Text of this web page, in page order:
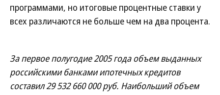
программами, но итоговые процентные ставки у
всех различаются не больше чем на два процента.
За первое полугодие 2005 года объем выданных
российскими банками ипотечных кредитов
составил 29 532 660 000 руб. Наибольший объем